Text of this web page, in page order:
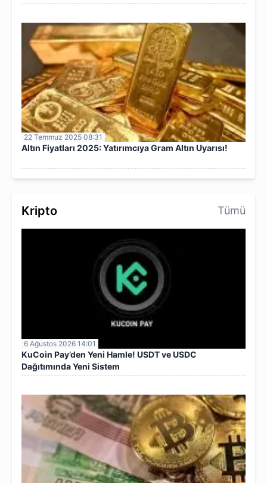
22 Temmuz 2025 08:31
Altın Fiyatları 2025: Yatırımcıya Gram Altın Uyarısı!
Kripto Tümü
6 Ağustos 2026 14:01
KuCoin Pay’den Yeni Hamle! USDT ve USDC
Dağıtımında Yeni Sistem